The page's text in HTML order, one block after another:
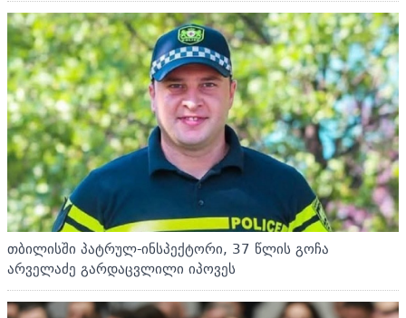
თბილისში პატრულ-ინსპექტორი, 37 წლის გოჩა
არველაძე გარდაცვლილი იპოვეს